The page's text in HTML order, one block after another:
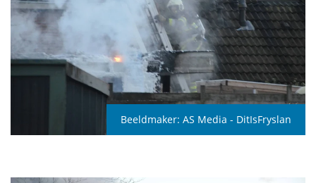
Beeldmaker: AS Media - DitIsFryslan